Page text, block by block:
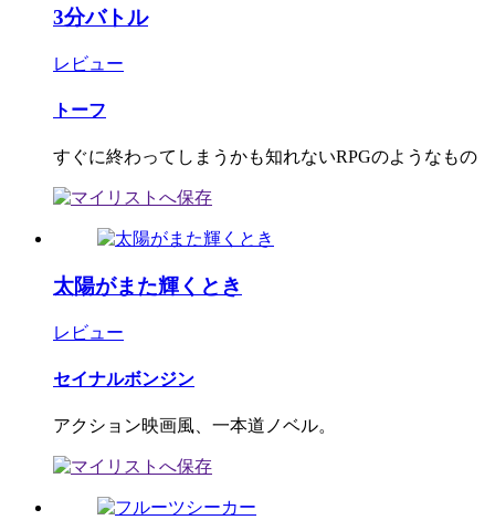
3分バトル
レビュー
トーフ
すぐに終わってしまうかも知れないRPGのようなもの
太陽がまた輝くとき
レビュー
セイナルボンジン
アクション映画風、一本道ノベル。